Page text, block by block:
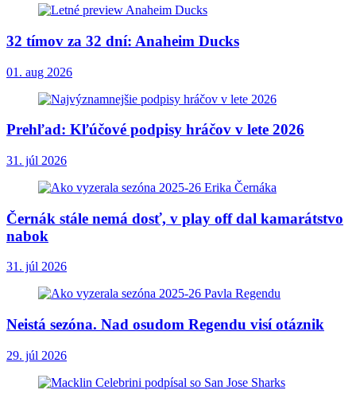
32 tímov za 32 dní: Anaheim Ducks
01. aug 2026
Prehľad: Kľúčové podpisy hráčov v lete 2026
31. júl 2026
Černák stále nemá dosť, v play off dal kamarátstvo
nabok
31. júl 2026
Neistá sezóna. Nad osudom Regendu visí otáznik
29. júl 2026